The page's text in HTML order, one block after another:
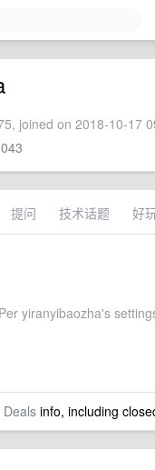
joined on 2018-10-17
提问 技术话题 好
Per yiranyibaozha's
Dealsinfo, including